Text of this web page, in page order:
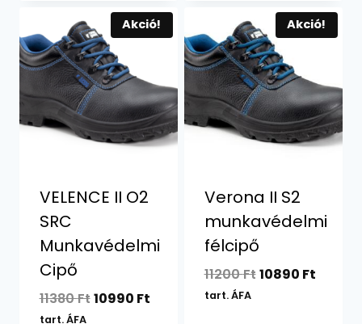
Akció!
VELENCE II O2
SRC
Munkavédelmi
Cipő
11380FtOriginal
10990 FtCurrent
tart. ÁFA
Akció!
Verona II S2
munkavédelmi
félcipő
11200FtOriginal
10890 Ft
tart. ÁFA